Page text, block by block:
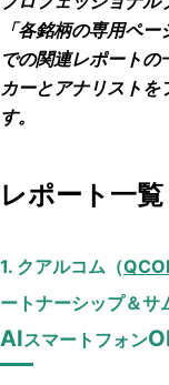
「各銘柄の専用ペ
での関連レポート
カーとアナリストを
す。
レポート一覧
1. クアルコム（
ートナーシップ＆サ
AIスマートフォン